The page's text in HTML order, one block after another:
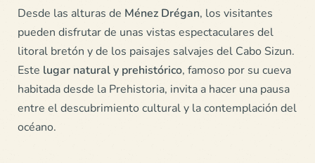
Desde las alturas de Ménez Drégan, los visitantes
pueden disfrutar de unas vistas espectaculares del
litoral bretón y de los paisajes salvajes del Cabo Sizun.
Este lugar natural y prehistórico, famoso por su cueva
habitada desde la Prehistoria, invita a hacer una pausa
entre el descubrimiento cultural y la contemplación del
océano.